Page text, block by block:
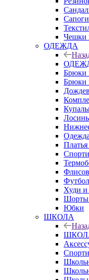
Сапоги
Чешки
ОДЕЖДА
Брюки
Брюки
Худи и
Шорты
Юбки
ШКОЛА